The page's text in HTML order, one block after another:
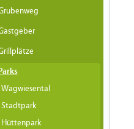
Wagwiesental
Stadtpark
Hüttenpark